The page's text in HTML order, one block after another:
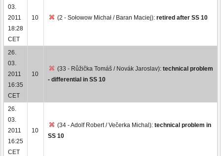
03.
2011
18:28
CET
10 (2 - Sołowow Michał / Baran Maciej): retired after SS 10
26.
03.
2011
16:35
CET
10
(33 - Růžička Tomáš / Novák Jaroslav): technical problem
- differential in SS 10
26.
03.
2011
16:25
CET
10
(34 - Adolf Robert / Večerka Michal): technical problem in
SS 10